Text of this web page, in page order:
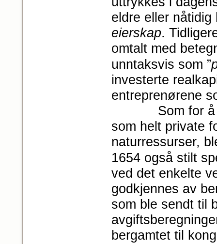
eldre eller
eierskap.
omtalt med
unntaksvis som ”
investerte
entreprenørene
Som for å
som helt private
naturressurser,
1654 også stilt
ved det enkelte
godkjennes av
som ble sendt til
bergamtet til